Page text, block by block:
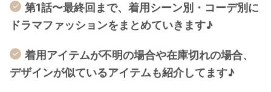
第1話〜最終回まで、着用シーン別・コーデ別に
ドラマファッションをまとめていきます♪
着用アイテムが不明の場合や在庫切れの場合、
デザインが似ているアイテムも紹介してます♪